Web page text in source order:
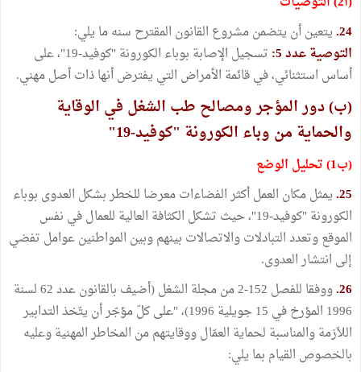
24. يتعين أن يتضمن مشروع القانون المقترح سنه ما يلي:
التوصية عدد 5:
تسجيل الإصابة بوباء الكورونة "كوفيد-19"، على
أساس استثنائي، في قائمة الأمراض التي يفترض أنها ذات أصل مهني.
(ب) دور المؤجر ومصالح طب الشغل في الوقاية
والحماية من وباء الكورونة "كوفيد-19"
(ب1) تحليل الوضع
25. يمثل مكان العمل أكثر الفضاءات معرضا للخطر بشكل العدوى بوباء
الكورونة "كوفيد-19"، حيث تشكل الكثافة العالية للعمال في نفس
الموقع وتعدد التبادلات والاتصالات بينهم وبين المواطنين عوامل تفضي
إلى انتشار العدوى.
26.
ووفقا للفصل 152-2 من مجلة الشغل (أضيف بالقانون عدد 62 لسنة
1996 المؤرخ في 15 جويلية 1996)، "على كلّ مؤجّر أن يتّخذ التدابير
اللاّزمة والمناسبة لحماية العمّال ووقايتهم من المخاطر المهنية وعليه
بالخصوص القيام بما يلي: